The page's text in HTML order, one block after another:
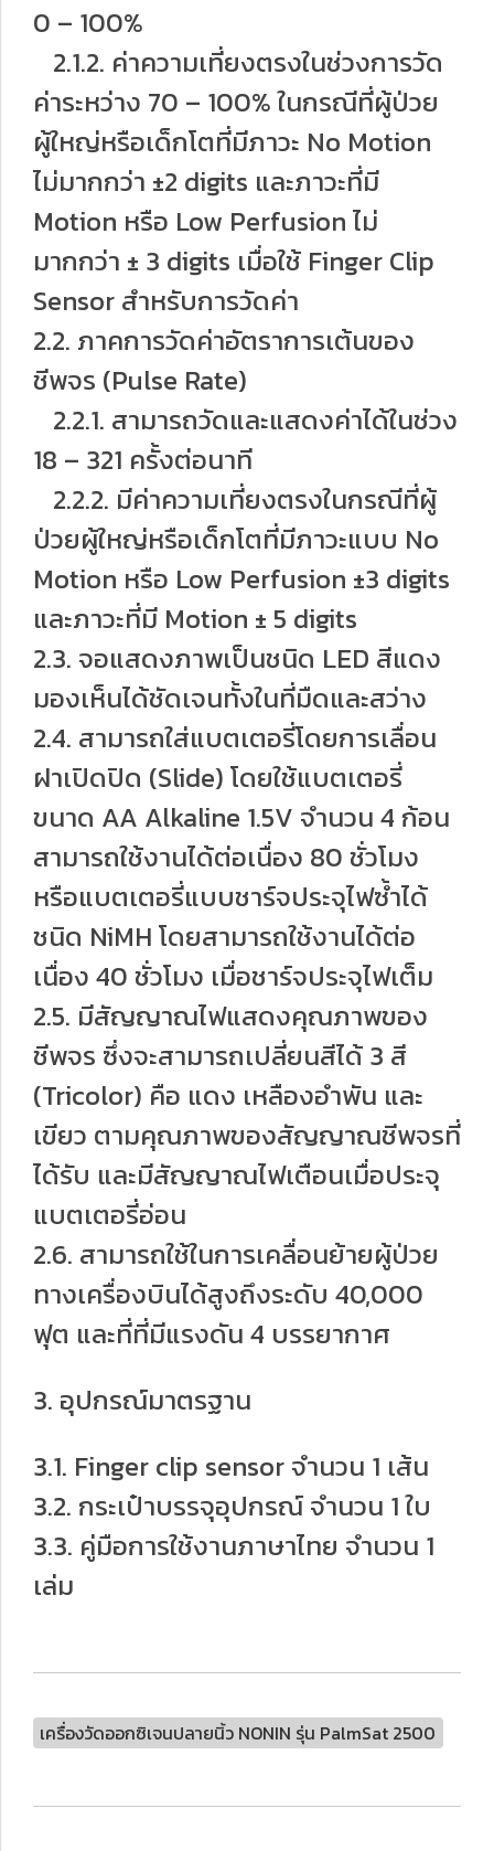
0 – 100%
2.1.2. ค่าความเที่ยงตรงในช่วงการวัด
ค่าระหว่าง 70 – 100% ในกรณีที่ผู้ป่วย
ผู้ใหญ่หรือเด็กโตที่มีภาวะ No Motion
ไม่มากกว่า ±2 digits และภาวะที่มี
Motion หรือ Low Perfusion ไม่
มากกว่า ± 3 digits เมื่อใช้ Finger Clip
Sensor สำหรับการวัดค่า
2.2. ภาคการวัดค่าอัตราการเต้นของ
ชีพจร (Pulse Rate)
2.2.1. สามารถวัดและแสดงค่าได้ในช่วง
18 – 321 ครั้งต่อนาที
2.2.2. มีค่าความเที่ยงตรงในกรณีที่ผู้
ป่วยผู้ใหญ่หรือเด็กโตที่มีภาวะแบบ No
Motion หรือ Low Perfusion ±3 digits
และภาวะที่มี Motion ± 5 digits
2.3. จอแสดงภาพเป็นชนิด LED สีแดง
มองเห็นได้ชัดเจนทั้งในที่มืดและสว่าง
2.4. สามารถใส่แบตเตอรี่โดยการเลื่อน
ฝาเปิดปิด (Slide) โดยใช้แบตเตอรี่
ขนาด AA Alkaline 1.5V จำนวน 4 ก้อน
สามารถใช้งานได้ต่อเนื่อง 80 ชั่วโมง
หรือแบตเตอรี่แบบชาร์จประจุไฟซ้ำได้
ชนิด NiMH โดยสามารถใช้งานได้ต่อ
เนื่อง 40 ชั่วโมง เมื่อชาร์จประจุไฟเต็ม
2.5. มีสัญญาณไฟแสดงคุณภาพของ
ชีพจร ซึ่งจะสามารถเปลี่ยนสีได้ 3 สี
(Tricolor) คือ แดง เหลืองอำพัน และ
เขียว ตามคุณภาพของสัญญาณชีพจรที่
ได้รับ และมีสัญญาณไฟเตือนเมื่อประจุ
แบตเตอรี่อ่อน
2.6. สามารถใช้ในการเคลื่อนย้ายผู้ป่วย
ทางเครื่องบินได้สูงถึงระดับ 40,000
ฟุต และที่ที่มีแรงดัน 4 บรรยากาศ
3. อุปกรณ์มาตรฐาน
3.1. Finger clip sensor จำนวน 1 เส้น
3.2. กระเป๋าบรรจุอุปกรณ์ จำนวน 1 ใบ
3.3. คู่มือการใช้งานภาษาไทย จำนวน 1
เล่ม
เครื่องวัดออกซิเจนปลายนิ้ว NONIN รุ่น PalmSat 2500